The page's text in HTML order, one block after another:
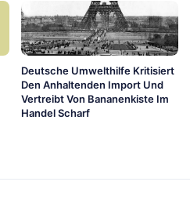
Deutsche Umwelthilfe Kritisiert
Den Anhaltenden Import Und
Vertreibt Von Bananenkiste Im
Handel Scharf